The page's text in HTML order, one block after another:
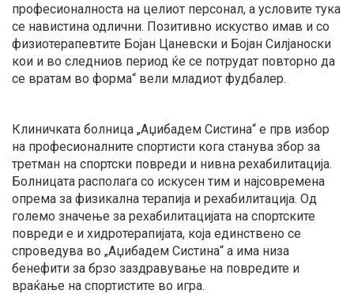
професионалноста на целиот персонал, а условите тука
се навистина одлични. Позитивно искуство имав и со
физиотерапевтите Бојан Цаневски и Бојан Силјаноски
кои и во следниов период ќе се потрудат повторно да
се вратам во форма“ вели младиот фудбалер.
Клиничката болница „Аџибадем Систина“ е прв избор
на професионалните спортисти кога станува збор за
третман на спортски повреди и нивна рехабилитација.
Болницата располага со искусен тим и најсовремена
опрема за физикална терапија и рехабилитација. Од
големо значење за рехабилитацијата на спортските
повреди е и хидротерапијата, која единствено се
спроведува во „Аџибадем Систина“ а има низа
бенефити за брзо заздравување на повредите и
враќање на спортистите во игра.